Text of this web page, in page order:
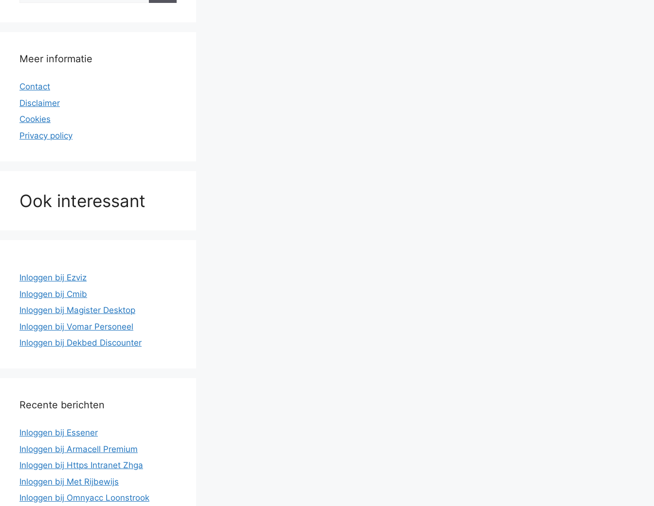
Meer informatie
Contact
Disclaimer
Cookies
Privacy policy
Ook interessant
Inloggen bij Ezviz
Inloggen bij Cmib
Inloggen bij Magister Desktop
Inloggen bij Vomar Personeel
Inloggen bij Dekbed Discounter
Recente berichten
Inloggen bij Essener
Inloggen bij Armacell Premium
Inloggen bij Https Intranet Zhga
Inloggen bij Met Rijbewijs
Inloggen bij Omnyacc Loonstrook